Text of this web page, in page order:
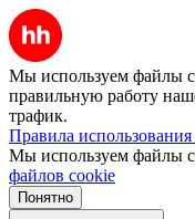
Мы используем файлы
правильную работу
трафик.
Правила
Мы используем файлы
файлов cookie
Понятно